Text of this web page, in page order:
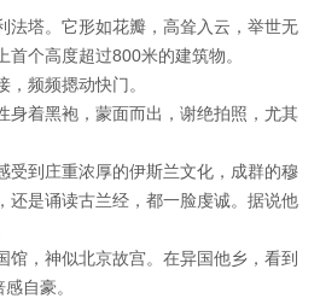
。它形如花瓣，高耸入云，举世无
个高度超过800米的建筑物。
频频摁动快门。
着黑袍，蒙面而出，谢绝拍照，尤其
到庄重浓厚的伊斯兰文化，成群的穆
还是诵读古兰经，都一脸虔诚。据说他
，神似北京故宫。在异国他乡，看到
自豪。